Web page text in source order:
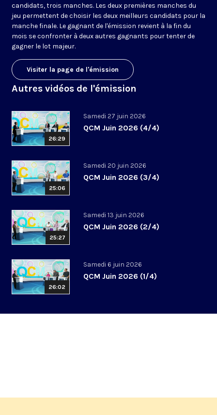
candidats, trois manches. Les deux premières manches du
jeu permettent de choisir les deux meilleurs candidats pour la
manche finale. Le gagnant de l'émission revient à la fin du
mois se confronter à deux autres gagnants pour tenter de
gagner le lot majeur.
Visiter la page de l'émission
Autres vidéos de l'émission
26:29
Samedi 27 juin 2026
QCM Juin 2026 (4/4)
25:06
Samedi 20 juin 2026
QCM Juin 2026 (3/4)
25:27
Samedi 13 juin 2026
QCM Juin 2026 (2/4)
26:02
Samedi 6 juin 2026
QCM Juin 2026 (1/4)